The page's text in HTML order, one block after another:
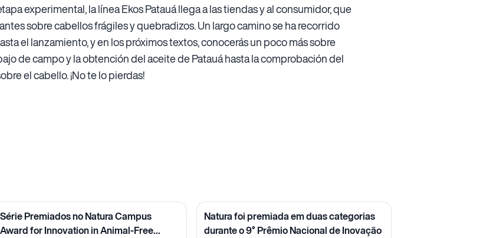
experimental, la línea Ekos Patauá llega a las tiendas y al consumidor, que
sobre cabellos frágiles y quebradizos. Un largo camino se ha recorrido
el lanzamiento, y en los próximos textos, conocerás un poco más sobre
de campo y la obtención del aceite de Patauá hasta la comprobación del
el cabello. ¡No te lo pierdas!
Série Premiados no Natura Campus
Award for Innovation in Animal-Free
Natura foi premiada em duas categorias
durante o 9° Prêmio Nacional de Inovação